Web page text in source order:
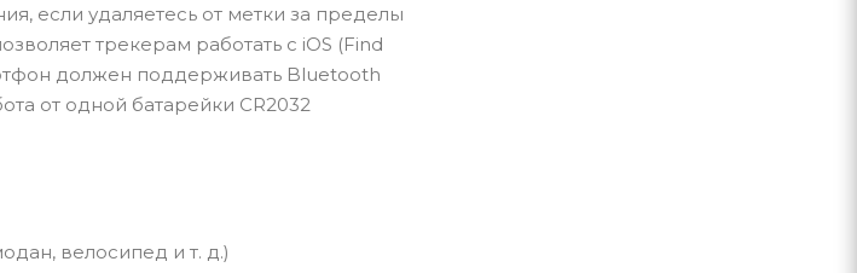
если удаляетесь от метки за пределы
трекерам работать с iOS (Find
должен поддерживать Bluetooth
от одной батарейки CR2032
велосипед и т. д.)